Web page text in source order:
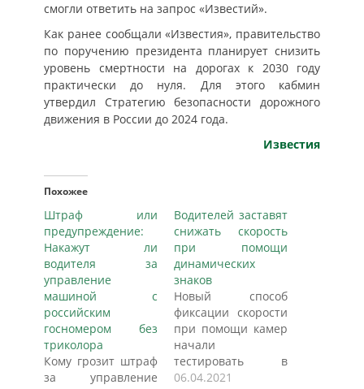
смогли ответить на запрос «Известий».
Как ранее сообщали «Известия», правительство
по поручению президента планирует снизить
уровень смертности на дорогах к 2030 году
практически до нуля. Для этого кабмин
утвердил Стратегию безопасности дорожного
движения в России до 2024 года.
Известия
Похожее
Штраф или
предупреждение:
Накажут ли
водителя за
управление
машиной с
российским
госномером без
триколора
Кому грозит штраф
за управление
Водителей заставят
снижать скорость
при помощи
динамических
знаков
Новый способ
фиксации скорости
при помощи камер
начали
тестировать в
России.
06.04.2021